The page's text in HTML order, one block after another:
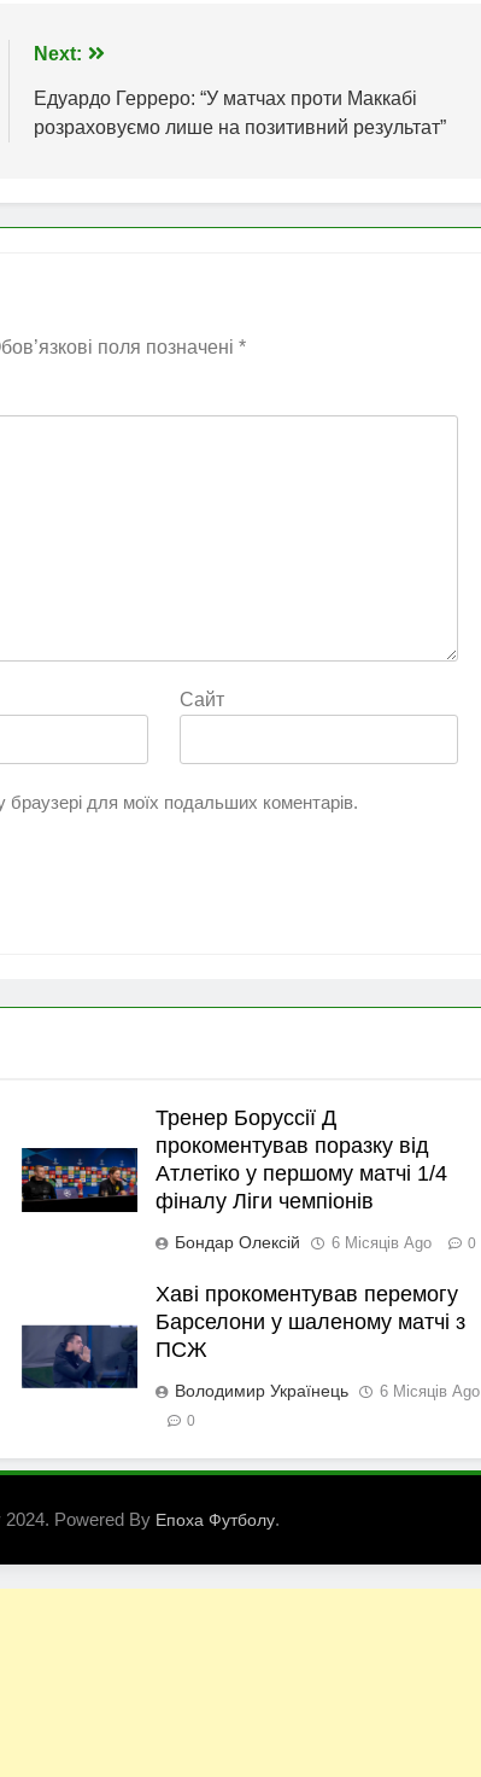
Next:
Едуардо Герреро: “У матчах проти Маккабі
розраховуємо лише на позитивний результат”
поля позначені *
Сайт
для моїх подальших коментарів.
Тренер Боруссії Д
прокоментував поразку від
Атлетіко у першому матчі 1/4
фіналу Ліги чемпіонів
Бондар Олексій 6 Місяців Ago 0
Хаві прокоментував перемогу
Барселони у шаленому матчі з
ПСЖ
Володимир Українець 6 Місяців Ago
0
Powered By Епоха Футболу.